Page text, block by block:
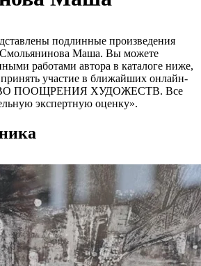
подлинные произведения
Смольянинова Маша. Вы можете
работами автора в каталоге ниже,
принять участие в ближайших онлайн-
ПООЩРЕНИЯ ХУДОЖЕСТВ. Все
экспертную оценку».